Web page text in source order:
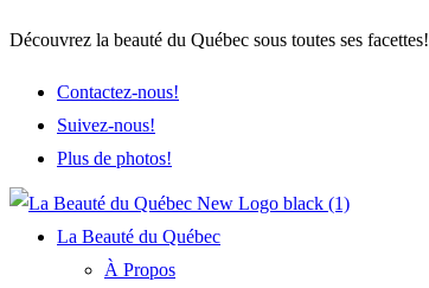
Découvrez la beauté du Québec sous toutes ses facettes!
Contactez-nous!
Suivez-nous!
Plus de photos!
La Beauté du Québec
À Propos